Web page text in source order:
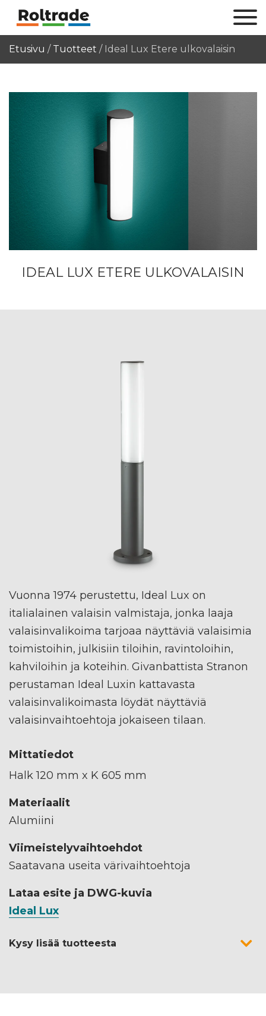
Etusivu / Tuotteet / Ideal Lux Etere ulkovalaisin
IDEAL LUX ETERE ULKOVALAISIN
Vuonna 1974 perustettu, Ideal Lux on
italialainen valaisin valmistaja, jonka laaja
valaisinvalikoima tarjoaa näyttäviä valaisimia
toimistoihin, julkisiin tiloihin, ravintoloihin,
kahviloihin ja koteihin. Givanbattista Stranon
perustaman Ideal Luxin kattavasta
valaisinvalikoimasta löydät näyttäviä
valaisinvaihtoehtoja jokaiseen tilaan.
Mittatiedot
Halk 120 mm x K 605 mm
Materiaalit
Alumiini
Viimeistelyvaihtoehdot
Saatavana useita värivaihtoehtoja
Lataa esite ja DWG-kuvia
Ideal Lux
Kysy lisää tuotteesta